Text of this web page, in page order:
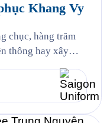
Khang Vy
chục, hàng trăm
thông hay xây
khi, điều khiến
chi tiết gần
ngũ nhân sự